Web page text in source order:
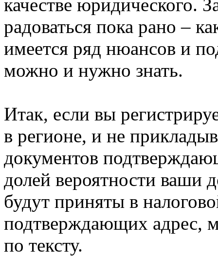
качестве юридического.
радоваться пока рано –
имеется ряд нюансов и
можно и нужно знать.
Итак, если вы
в регионе, и не
документов
долей вероятности ваши
будут приняты в
подтверждающих адрес,
по тексту.